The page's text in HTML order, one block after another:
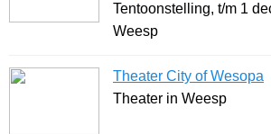
Tentoonstelling, t/m 1
Weesp
Theater City of Wesopa
Theater in Weesp